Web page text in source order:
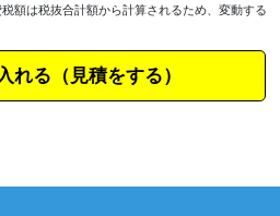
額は税抜合計額から計算されるため、変動する
れる